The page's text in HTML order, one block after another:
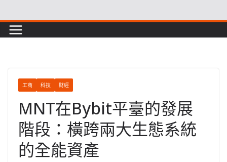
to
content
工商 科技 財經
MNT在Bybit平臺的發展
階段：橫跨兩大生態系統
的全能資產